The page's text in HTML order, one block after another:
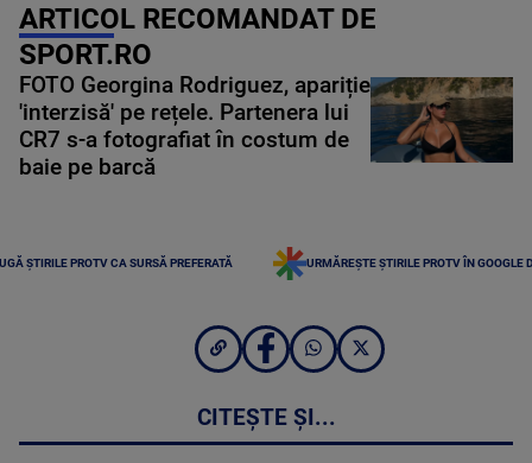
ARTICOL RECOMANDAT DE
SPORT.RO
FOTO Georgina Rodriguez, apariție
'interzisă' pe rețele. Partenera lui
CR7 s-a fotografiat în costum de
baie pe barcă
ȘTIRILE PROTV CA SURSĂ PREFERATĂ URMĂREȘTE ȘTIRILE PROTV ÎN GOOGLE
CITEȘTE ȘI...